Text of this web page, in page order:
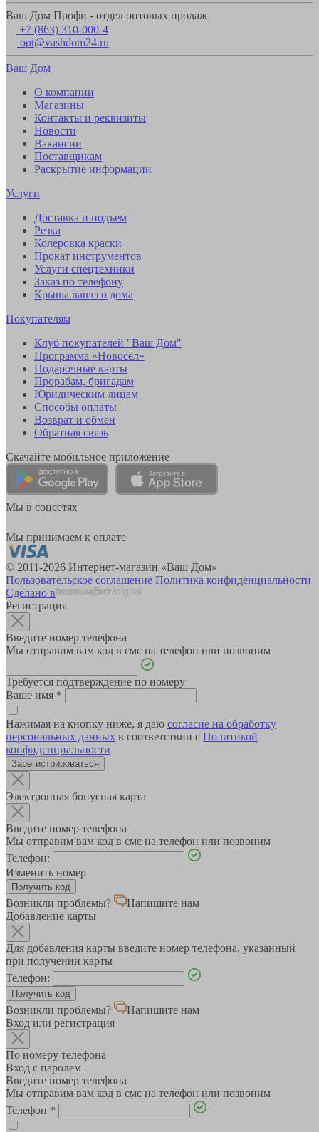
Ваш Дом Профи - отдел оптовых продаж
+7 (863) 310-000-4
opt@vashdom24.ru
Ваш Дом
О компании
Магазины
Контакты и реквизиты
Новости
Вакансии
Поставщикам
Раскрытие информации
Услуги
Доставка и подъем
Резка
Колеровка краски
Прокат инструментов
Услуги спецтехники
Заказ по телефону
Крыша вашего дома
Покупателям
Клуб покупателей "Ваш Дом"
Программа «Новосёл»
Подарочные карты
Прорабам, бригадам
Юридическим лицам
Способы оплаты
Возврат и обмен
Обратная связь
Скачайте мобильное приложение
Мы в соцсетях
Мы принимаем к оплате
© 2011-2026 Интернет-магазин «Ваш Дом»
Пользовательское соглашение Политика конфиденциальности
Сделано в
Регистрация
Введите номер телефона
Мы отправим вам код в смс на телефон или позвоним
Требуется подтверждение по номеру
Ваше имя *
Нажимая на кнопку ниже, я даю согласие на обработку
персональных данных в соответствии с Политикой
конфиденциальности
Зарегистрироваться
Электронная бонусная карта
Введите номер телефона
Мы отправим вам код в смс на телефон или позвоним
Телефон:
Изменить номер
Возникли проблемы?
Напишите нам
Добавление карты
Для добавления карты введите номер телефона, указанный
при получении карты
Телефон:
Возникли проблемы?
Напишите нам
Вход или регистрация
По номеру телефона
Вход с паролем
Введите номер телефона
Мы отправим вам код в смс на телефон или позвоним
Телефон *